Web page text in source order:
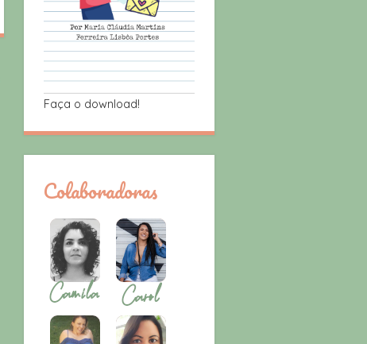
Faça o download!
Colaboradoras